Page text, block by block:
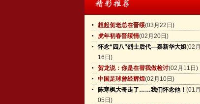
想起贺老总在晋绥(03月22日)
虎年初春晋绥情(02月20日)
怀念“四八”烈士后代—秦新华大姐(02月
16日)
贺龙说：你是在替我做检讨(02月11日)
中国足球曾经辉煌(02月10日)
陈寒枫大哥走了……我们怀念他！ (01月
05日)